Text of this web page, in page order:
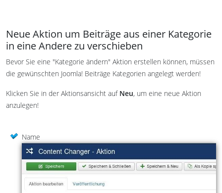
Neue Aktion um Beiträge aus einer Kategorie
in eine Andere zu verschieben
Bevor Sie eine "Kategorie ändern" Aktion erstellen können, müssen
die gewünschten Joomla! Beiträge Kategorien angelegt werden!
Klicken Sie in der Aktionsansicht auf Neu, um eine neue Aktion
anzulegen!
Name